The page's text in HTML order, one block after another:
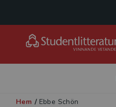
Hem / Ebbe Schön